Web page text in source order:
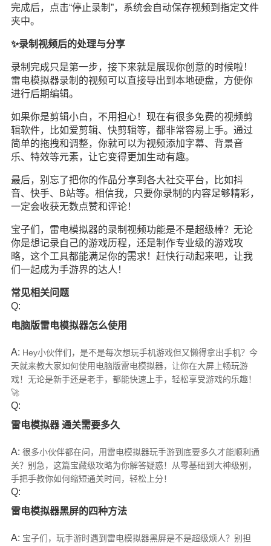
完成后，点击“停止录制”，系统会自动保存视频到指定文件
夹中。
✨录制视频后的处理与分享
录制完成只是第一步，接下来就是展现你创意的时候啦！
雷电模拟器录制的视频可以直接导出到本地硬盘，方便你
进行后期编辑。
如果你是剪辑小白，不用担心！现在有很多免费的视频剪
辑软件，比如爱剪辑、快剪辑等，都非常容易上手。通过
简单的拖拽和调整，你就可以为视频添加字幕、背景音
乐、特效等元素，让它变得更加生动有趣。
最后，别忘了把你的作品分享到各大社交平台，比如抖
音、快手、B站等。相信我，只要你录制的内容足够精彩，
一定会收获无数点赞和评论！
宝子们，雷电模拟器的录制视频功能是不是超级棒？无论
你是想记录自己的游戏历程，还是制作专业级的游戏攻
略，这个工具都能满足你的需求！赶快行动起来吧，让我
们一起成为手游界的达人！
常见相关问题
Q:
电脑版雷电模拟器怎么使用
A: Hey小伙伴们，是不是每次想玩手机游戏但又懒得拿出手机？今
天就来教大家如何使用电脑版雷电模拟器，让你在大屏上畅玩游
戏！无论是新手还是老手，都能快速上手，轻松享受游戏的乐趣！
🚀
Q:
雷电模拟器 通关需要多久
A: 很多小伙伴都在问，用雷电模拟器玩手游到底要多久才能顺利通
关？别急，这篇宝藏级攻略为你解答疑惑！从零基础到大神级别，
手把手教你如何缩短通关时间，轻松上分！
Q:
雷电模拟器黑屏的四种方法
A: 宝子们，玩手游时遇到雷电模拟器黑屏是不是超级烦人？别担